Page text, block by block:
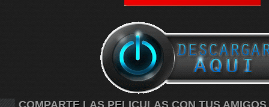
COMPARTE LAS PELICULAS CON TUS AMIGOS